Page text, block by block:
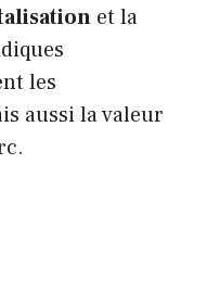
et la
les
aussi la valeur